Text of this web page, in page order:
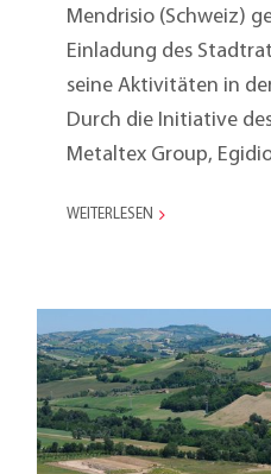
Mendrisio (Schweiz)
Einladung des
seine Aktivitäten in
Durch die Initiative
Metaltex Group,
WEITERLESEN